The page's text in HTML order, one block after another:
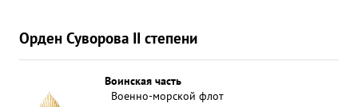
Орден Суворова II степени
Воинская часть
Военно-морской флот